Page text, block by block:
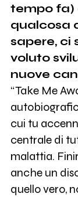
tempo fa)
qualcosa
sapere, ci
voluto
nuove
“Take Me
cui tu
centrale di
malattia.
anche un
quello vero,